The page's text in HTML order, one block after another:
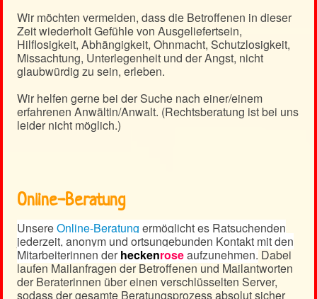
Wir möchten vermeiden, dass die Betroffenen in dieser
Zeit wiederholt Gefühle von Ausgeliefertsein,
Hilflosigkeit, Abhängigkeit, Ohnmacht, Schutzlosigkeit,
Missachtung, Unterlegenheit und der Angst, nicht
glaubwürdig zu sein, erleben.
Wir helfen gerne bei der Suche nach einer/einem
erfahrenen Anwältin/Anwalt. (Rechtsberatung ist bei uns
leider nicht möglich.)
Online-Beratung
UnsereOnline-Beratung ermöglicht es Ratsuchenden
jederzeit, anonym und ortsungebunden Kontakt mit den
Mitarbeiterinnen der heckenroseaufzunehmen.Dabei
laufen Mailanfragen der Betroffenen und Mailantworten
der Beraterinnen über einen verschlüsselten Server,
sodass der gesamte Beratungsprozess absolut sicher